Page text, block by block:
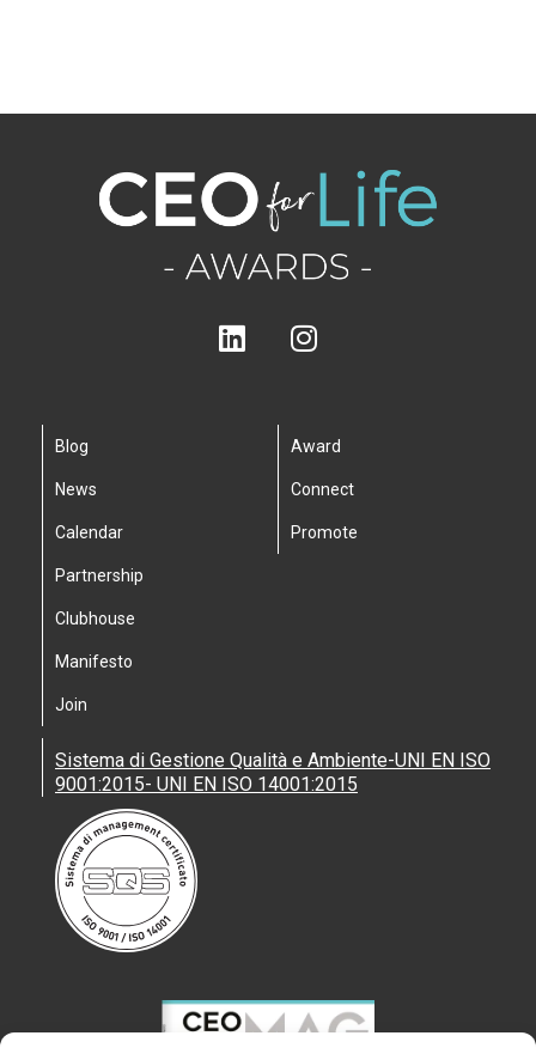
Blog
News
Calendar
Partnership
Clubhouse
Manifesto
Join
Award
Connect
Promote
Sistema di Gestione Qualità e Ambiente-UNI EN ISO
9001:2015- UNI EN ISO 14001:2015